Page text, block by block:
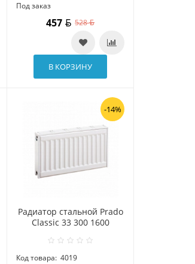
Под заказ
457 528
В КОРЗИНУ
-14%
Радиатор стальной Prado
Classic 33 300 1600
Код товара: 4019